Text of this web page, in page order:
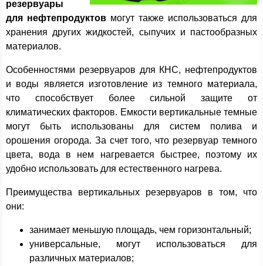
резервуары
для нефтепродуктов могут также использоваться для
хранения других жидкостей, сыпучих и пастообразных
материалов.
Особенностями резервуаров для КНС, нефтепродуктов
и воды является изготовление из темного материала,
что способствует более сильной защите от
климатических факторов. Емкости вертикальные темные
могут быть использованы для систем полива и
орошения огорода. За счет того, что резервуар темного
цвета, вода в нем нагревается быстрее, поэтому их
удобно использовать для естественного нагрева.
Преимущества вертикальных резервуаров в том, что
они:
занимает меньшую площадь, чем горизонтальный;
универсальные, могут использоваться для
различных материалов;